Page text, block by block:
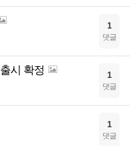
1
댓글
시 확정 1
댓글
1
댓글